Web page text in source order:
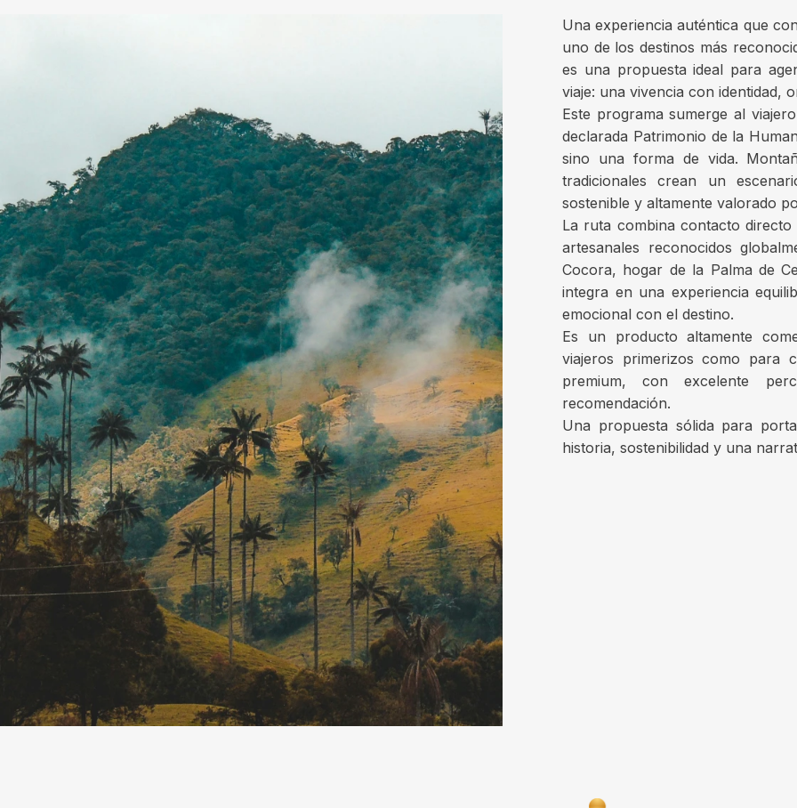
Una experiencia auténtica que
uno de los destinos más
es una propuesta ideal para
viaje: una vivencia con identidad,
Este programa sumerge al
declarada Patrimonio de la
sino una forma de vida.
tradicionales crean un
sostenible y altamente valorado
La ruta combina contacto
artesanales reconocidos
Cocora, hogar de la Palma de
integra en una experiencia
emocional con el destino.
Es un producto altamente
viajeros primerizos como para
premium, con excelente
recomendación.
Una propuesta sólida para
historia, sostenibilidad y una